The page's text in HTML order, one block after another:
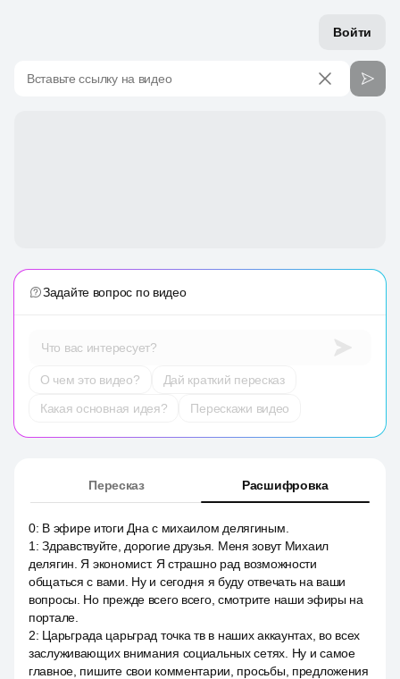
Войти
Вставьте ссылку на видео
Задайте вопрос по видео
Что вас интересует?
О чем это видео?
Дай краткий пересказ
Какая основная идея?
Перескажи видео
Пересказ Расшифровка
0: В эфире итоги Дна с михаилом делягиным.
1 :Здравствуйте, дорогие друзья. Меня зовут Михаил
делягин. Я экономист. Я страшно рад возможности
общаться с вами. Ну и сегодня я буду отвечать на ваши
вопросы. Но прежде всего всего, смотрите наши эфиры на
портале.
2: Царьграда царьград точка тв в наших аккаунтах, во всех
заслуживающих внимания социальных сетях. Ну и самое
главное, пишите свои комментарии, просьбы, предложения